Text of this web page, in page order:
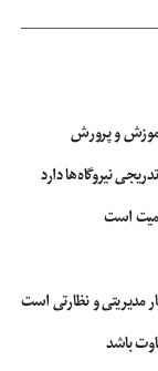
و پرورش
نیروگاه‌ها دارد
است
مدیریتی و نظارتی است
باشد